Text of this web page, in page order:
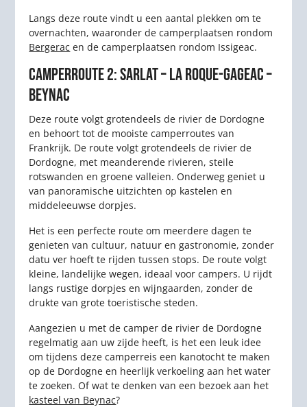
Langs deze route vindt u een aantal plekken om te
overnachten, waaronder de camperplaatsen rondom
Bergerac en de camperplaatsen rondom Issigeac.
CAMPERROUTE 2: SARLAT – LA ROQUE-GAGEAC –
BEYNAC
Deze route volgt grotendeels de rivier de Dordogne
en behoort tot de mooiste camperroutes van
Frankrijk. De route volgt grotendeels de rivier de
Dordogne, met meanderende rivieren, steile
rotswanden en groene valleien. Onderweg geniet u
van panoramische uitzichten op kastelen en
middeleeuwse dorpjes.
Het is een perfecte route om meerdere dagen te
genieten van cultuur, natuur en gastronomie, zonder
datu ver hoeft te rijden tussen stops. De route volgt
kleine, landelijke wegen, ideaal voor campers. U rijdt
langs rustige dorpjes en wijngaarden, zonder de
drukte van grote toeristische steden.
Aangezien u met de camper de rivier de Dordogne
regelmatig aan uw zijde heeft, is het een leuk idee
om tijdens deze camperreis een kanotocht te maken
op de Dordogne en heerlijk verkoeling aan het water
te zoeken. Of wat te denken van een bezoek aan het
kasteel van Beynac?